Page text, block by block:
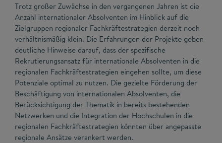
Trotz großer Zuwächse in den vergangenen Jahren ist die
Anzahl internationaler Absolventen im Hinblick auf die
Zielgruppen regionaler Fachkräftestrategien derzeit noch
verhältnismäßig klein. Die Erfahrungen der Projekte geben
deutliche Hinweise darauf, dass der spezifische
Rekrutierungsansatz für internationale Absolventen in die
regionalen Fachkräftestrategien eingehen sollte, um diese
Potenziale optimal zu nutzen. Die gezielte Förderung der
Beschäftigung von internationalen Absolventen, die
Berücksichtigung der Thematik in bereits bestehenden
Netzwerken und die Integration der Hochschulen in die
regionalen Fachkräftestrategien könnten über angepasste
regionale Ansätze verankert werden.